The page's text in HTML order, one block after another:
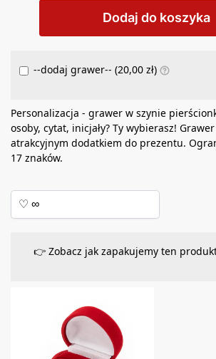
Dodaj do koszyka
--dodaj grawer-- (20,00 zł)
Personalizacja - grawer w szynie
osoby, cytat, inicjały? Ty wybierasz!
atrakcyjnym dodatkiem do prezentu.
17 znaków.
👉 Zobacz jak zapakujemy ten